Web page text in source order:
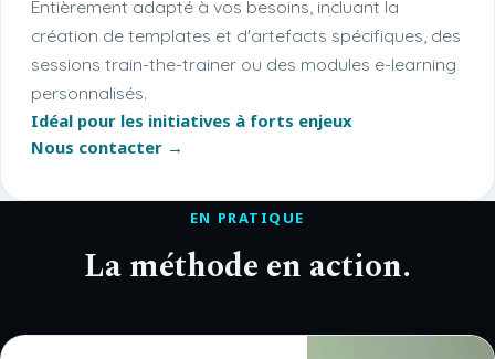
Entièrement adapté à vos besoins, incluant la
création de templates et d'artefacts spécifiques, des
sessions train-the-trainer ou des modules e-learning
personnalisés.
Idéal pour les initiatives à forts enjeux
Nous contacter →
EN PRATIQUE
La méthode en action.